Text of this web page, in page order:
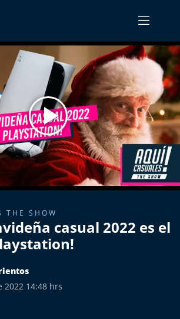
Mosciatti
Mosciatti
THE SHOW
casual 2022 es el
2022 14:48 hrs